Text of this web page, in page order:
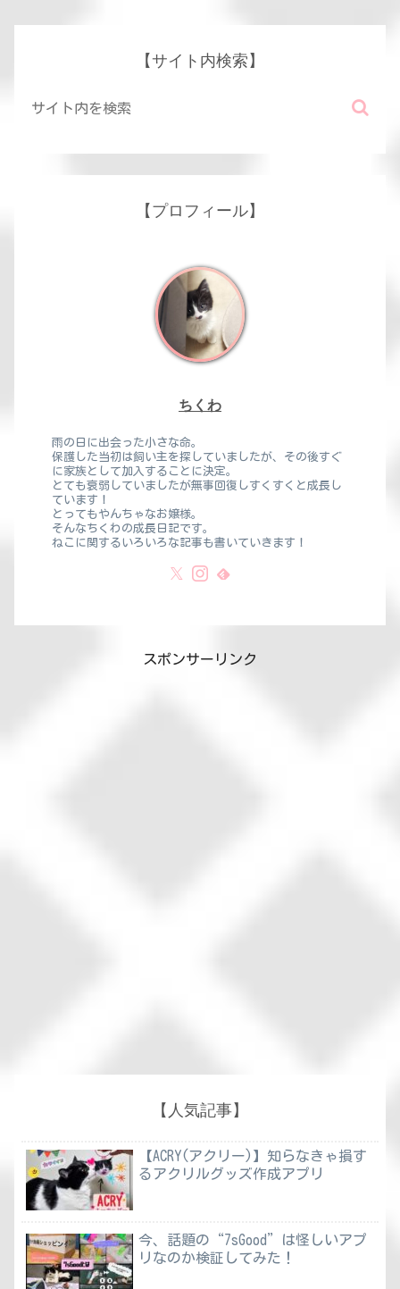
【サイト内検索】
【プロフィール】
ちくわ
雨の日に出会った小さな命。
保護した当初は飼い主を探していましたが、その後すぐ
に家族として加入することに決定。
とても衰弱していましたが無事回復しすくすくと成長し
ています！
とってもやんちゃなお嬢様。
そんなちくわの成長日記です。
ねこに関するいろいろな記事も書いていきます！
スポンサーリンク
【人気記事】
【ACRY(アクリー)】知らなきゃ損す
るアクリルグッズ作成アプリ
今、話題の“7sGood”は怪しいアプ
リなのか検証してみた！